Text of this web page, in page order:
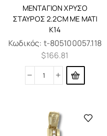
ΜΕΝΤΑΓΙΌΝ ΧΡΥΣΌ
ΣΤΑΥΡΌΣ 2.2CM ΜΕ ΜΆΤΙ
K14
Κωδικός: t-805100057.118
$166.81